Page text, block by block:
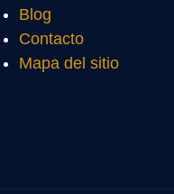
Blog
Contacto
Mapa del sitio